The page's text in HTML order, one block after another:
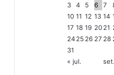
3
4 5 6 7
10 11 12 13 14
17 18 19 2021
2425 26 27 28
31
« jul.